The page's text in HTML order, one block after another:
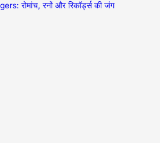
रोमांच, रनों और रिकॉर्ड्स की जंग